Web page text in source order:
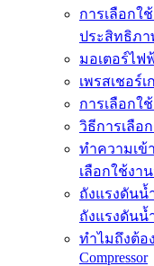
การเลือกใ
ประสิทธิภา
มอเตอร์ไฟ
เพรสเชอร์เ
การเลือกใ
วิธีการเลือ
ทำความเข้
เลือกใช้งา
ถังแรงดันน้
ถังแรงดันน้
ทำไมถึงต้อ
Compressor